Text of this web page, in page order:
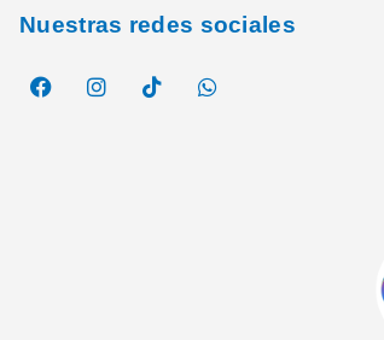
Nuestras redes sociales